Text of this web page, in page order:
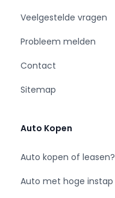
Veelgestelde vragen
Probleem melden
Contact
Sitemap
Auto Kopen
Auto kopen of leasen?
Auto met hoge instap